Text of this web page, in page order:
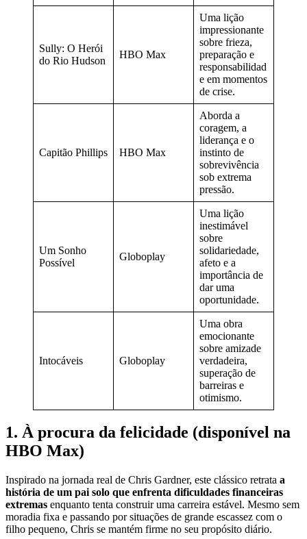
Sully: O Herói
do Rio Hudson
HBO Max
Uma lição
impressionante
sobre frieza,
preparação e
responsabilidad
e em momentos
de crise.
Capitão Phillips HBO Max
Aborda a
coragem, a
liderança e o
instinto de
sobrevivência
sob extrema
pressão.
Um Sonho
Possível
Globoplay
Uma lição
inestimável
sobre
solidariedade,
afeto e a
importância de
dar uma
oportunidade.
Intocáveis Globoplay
Uma obra
emocionante
sobre amizade
verdadeira,
superação de
barreiras e
otimismo.
1. À procura da felicidade (disponível na
HBO Max)
Inspirado na jornada real de Chris Gardner, este clássico retrata a
história de um pai solo que enfrenta dificuldades financeiras
extremas enquanto tenta construir uma carreira estável. Mesmo sem
moradia fixa e passando por situações de grande escassez com o
filho pequeno, Chris se mantém firme no seu propósito diário.